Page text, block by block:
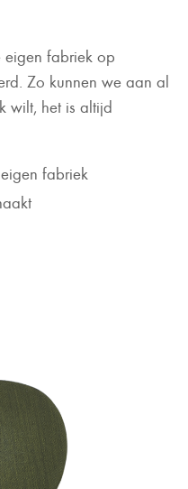
eigen fabriek op
Zo kunnen we aan al
wilt, het is altijd
fabriek